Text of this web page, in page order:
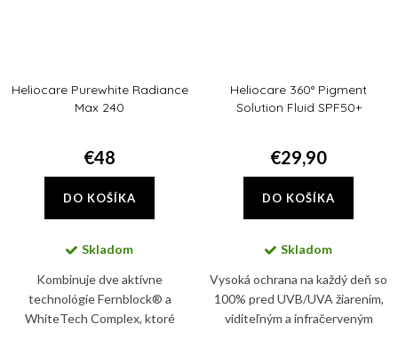
Heliocare Purewhite Radiance
Max 240
€48
DO KOŠÍKA
Skladom
Kombinuje dve aktívne
technológie Fernblock® a
WhiteTech Complex, ktoré
Heliocare 360° Pigment
Solution Fluid SPF50+
€29,90
DO KOŠÍKA
Skladom
Vysoká ochrana na každý deň so
100% pred UVB/UVA žiarením,
viditeľným a infračerveným